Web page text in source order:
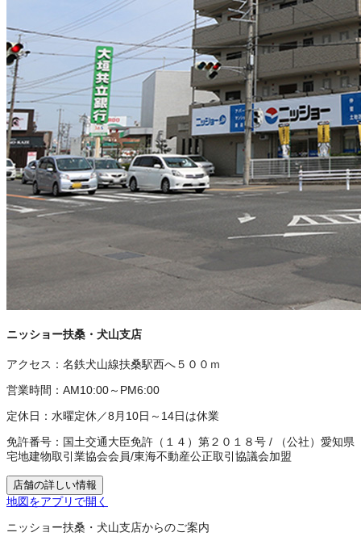
ニッショー扶桑・犬山支店
アクセス： 名鉄犬山線扶桑駅西へ５００ｍ
営業時間： AM10:00～PM6:00
定休日： 水曜定休／8月10日～14日は休業
免許番号： 国土交通大臣免許（１４）第２０１８号 /
（公社）愛知県
宅地建物取引業協会会員/東海不動産公正取引協議会加盟
店舗の詳しい情報
地図をアプリで開く
ニッショー扶桑・犬山支店からのご案内